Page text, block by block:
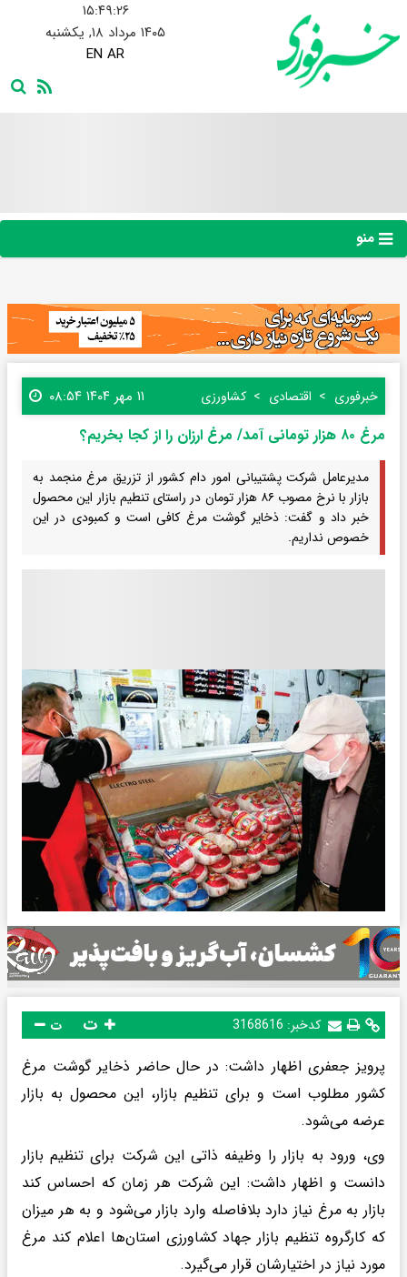
۱۵:۴۹:۲۷
۱۴۰۵ مرداد ۱۸, یکشنبه
EN AR
منو
خبرفوری اقتصادی کشاورزی ۱۱ مهر ۱۴۰۴ ۰۸:۵۴
مرغ ۸۰ هزار تومانی آمد/ مرغ ارزان را از کجا بخریم؟
مدیرعامل شرکت پشتیبانی امور دام کشور از تزریق مرغ منجمد به
بازار با نرخ مصوب ۸۶ هزار تومان در راستای تنطیم بازار این محصول
خبر داد و گفت: ذخایر گوشت مرغ کافی است و کمبودی در این
خصوص نداریم.
کدخبر: 3168616 ت
پرویز جعفری اظهار داشت: در حال حاضر ذخایر گوشت مرغ
کشور مطلوب است و برای تنظیم بازار، این محصول به بازار
عرضه می‌شود.
وی، ورود به بازار را وظیفه ذاتی این شرکت برای تنظیم بازار
دانست و اظهار داشت: این شرکت هر زمان که احساس کند
بازار به مرغ نیاز دارد بلافاصله وارد بازار می‌شود و به هر میزان
که کارگروه تنظیم بازار جهاد کشاورزی استان‌ها اعلام کند مرغ
مورد نیاز در اختیارشان قرار می‌گیرد.